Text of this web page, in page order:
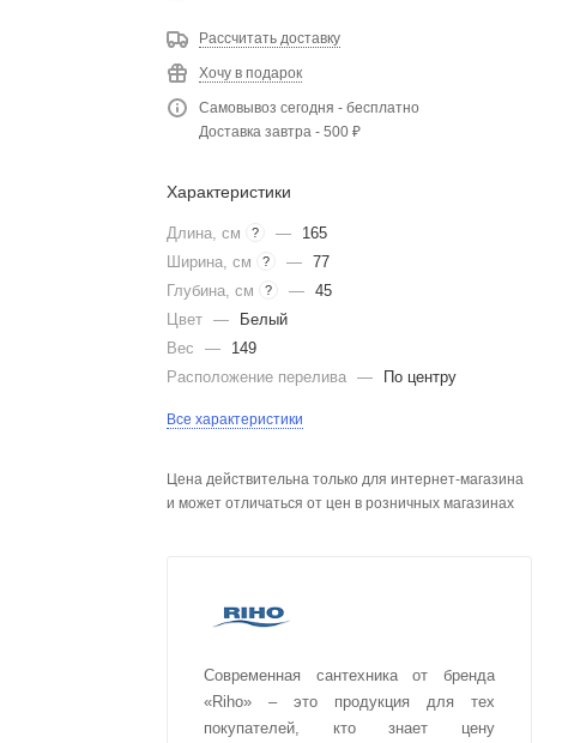
Рассчитать доставку
Хочу в подарок
Самовывоз сегодня - бесплатно
Доставка завтра - 500 ₽
Характеристики
Длина, см ? —
165
Ширина, см
? — 77
Глубина, см
? — 45
Цвет —
Белый
Вес
—
149
Расположение перелива — По центру
Все характеристики
Цена действительна только для интернет-магазина
и может отличаться от цен в розничных магазинах
Современная сантехника от бренда
«Riho» – это продукция для тех
покупателей, кто знает цену